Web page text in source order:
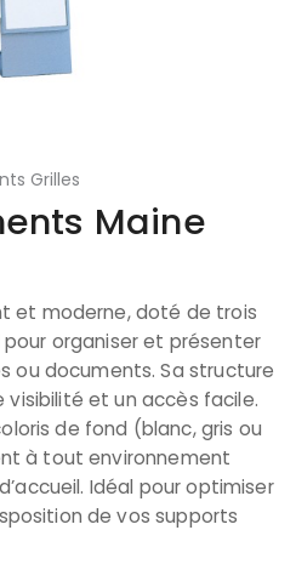
Grilles
Maine
et moderne, doté de trois
organiser et présenter
ou documents. Sa structure
visibilité et un accès facile.
de fond (blanc, gris ou
à tout environnement
Idéal pour optimiser
de vos supports